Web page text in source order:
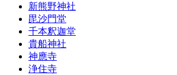
新熊野神社
毘沙門堂
千本釈迦堂
貴船神社
神應寺
浄住寺